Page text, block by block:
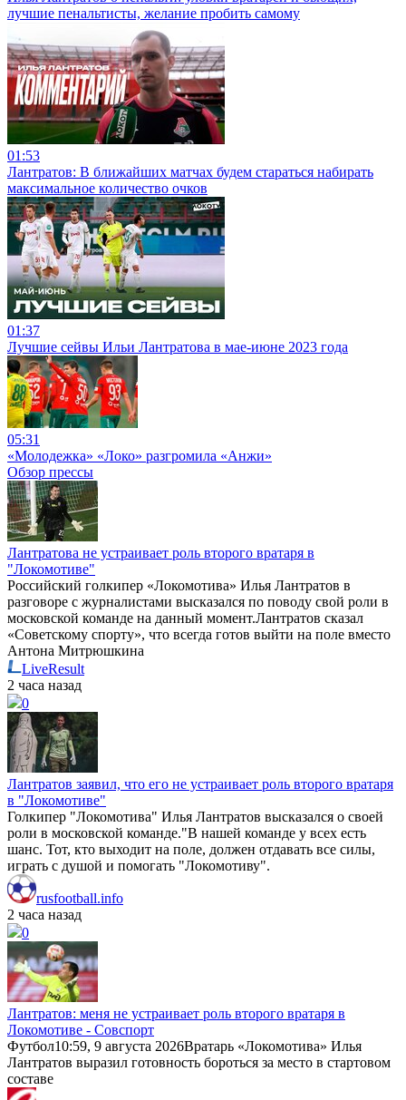
лучшие пенальтисты, желание пробить самому
01:53
Лантратов: В ближайших матчах будем стараться набирать
максимальное количество очков
01:37
Лучшие сейвы Ильи Лантратова в мае-июне 2023 года
05:31
«Молодежка» «Локо» разгромила «Анжи»
Обзор прессы
Лантратова не устраивает роль второго вратаря в
"Локомотиве"
Российский голкипер «Локомотива» Илья Лантратов в
разговоре с журналистами высказался по поводу свой роли в
московской команде на данный момент.Лантратов сказал
«Советскому спорту», что всегда готов выйти на поле вместо
Антона Митрюшкина
LiveResult
2 часа назад
0
Лантратов заявил, что его не устраивает роль второго вратаря
в "Локомотиве"
Голкипер "Локомотива" Илья Лантратов высказался о своей
роли в московской команде."В нашей команде у всех есть
шанс. Тот, кто выходит на поле, должен отдавать все силы,
играть с душой и помогать "Локомотиву".
rusfootball.info
2 часа назад
0
Лантратов: меня не устраивает роль второго вратаря в
Локомотиве - Совспорт
Футбол10:59, 9 августа 2026Вратарь «Локомотива» Илья
Лантратов выразил готовность бороться за место в стартовом
составе